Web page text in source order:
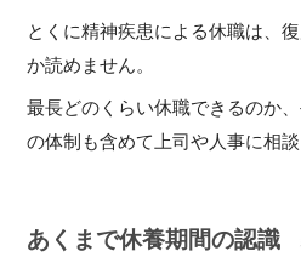
とくに精神疾患による休職は、
か読めません。
最長どのくらい休職できるのか
の体制も含めて上司や人事に相談
あくまで休養期間の認識